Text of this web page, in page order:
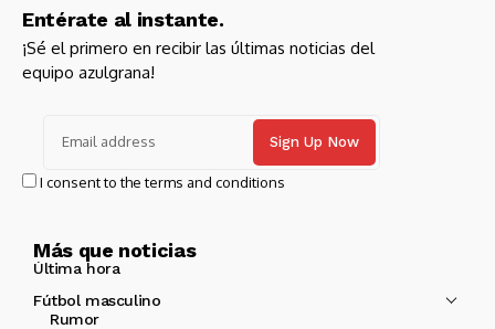
Entérate al instante.
¡Sé el primero en recibir las últimas noticias del
equipo azulgrana!
I consent to the terms and conditions
Más que noticias
Última hora
Fútbol masculino
Rumor